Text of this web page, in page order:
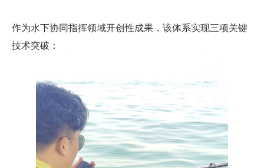
作为水下协同指挥领域开创性成果，该体系实现三项关键
技术突破：